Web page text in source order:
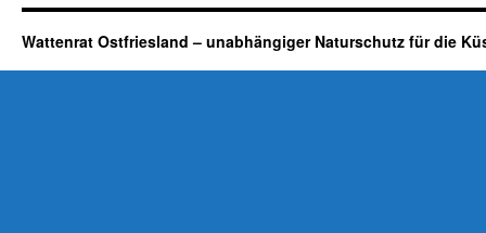
Wattenrat Ostfriesland – unabhängiger Naturschutz für die